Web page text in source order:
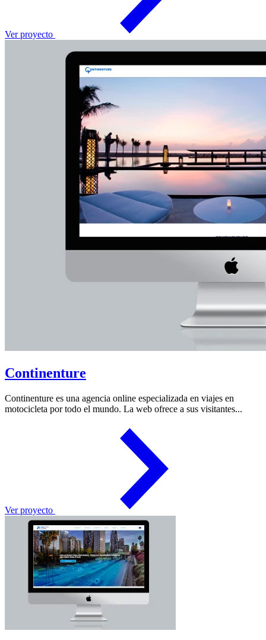
Ver proyecto
Continenture
Continenture es una agencia online especializada en viajes en
motocicleta por todo el mundo. La web ofrece a sus visitantes...
Ver proyecto